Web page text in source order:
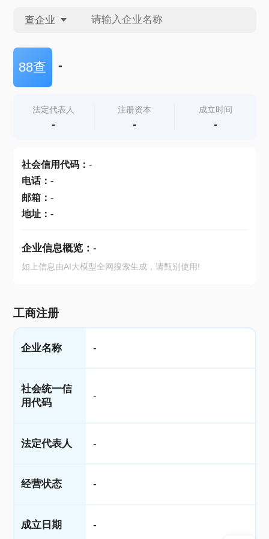
查企业
查企业
查产地
88查 -
法定代表人
-
注册资本
-
成立时间
-
社会信用代码： -
电话： -
邮箱： -
地址： -
企业信息概览： -
如上信息由AI大模型全网搜索生成，请甄别使用!
工商注册
企业名称 -
社会统一信
用代码
-
法定代表人 -
经营状态 -
成立日期 -